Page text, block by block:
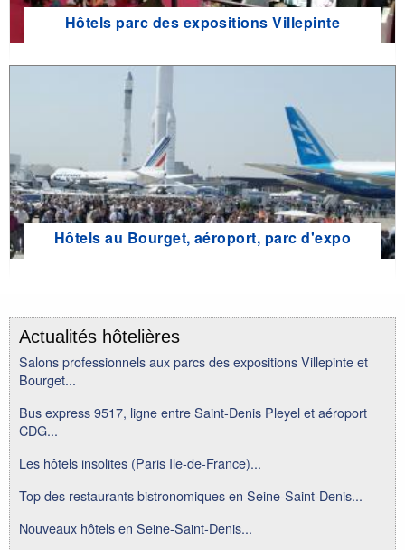
Hôtels parc des expositions Villepinte
Hôtels au Bourget, aéroport, parc d'expo
Actualités hôtelières
Salons professionnels aux parcs des expositions Villepinte et
Bourget...
Bus express 9517, ligne entre Saint-Denis Pleyel et aéroport
CDG...
Les hôtels insolites (Paris Ile-de-France)...
Top des restaurants bistronomiques en Seine-Saint-Denis...
Nouveaux hôtels en Seine-Saint-Denis...